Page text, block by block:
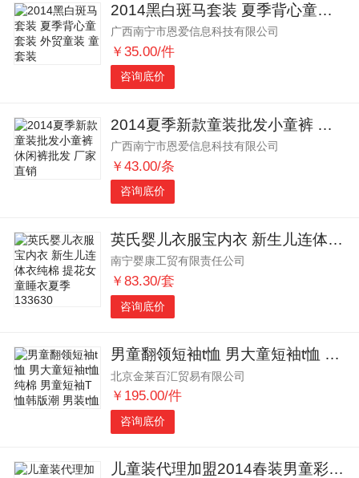
2014黑白斑马套装 夏季背心童套装 外贸童装 童套装
广西南宁市恩爱信息科技有限公司
￥35.00/件
咨询底价
2014夏季新款童装批发小童裤 休闲裤批发 厂家直销
广西南宁市恩爱信息科技有限公司
￥43.00/条
咨询底价
英氏婴儿衣服宝内衣 新生儿连体衣纯棉 提花女童睡衣夏季133630
南宁婴康工贸有限责任公司
￥83.30/套
咨询底价
男童翻领短袖t恤 男大童短袖t恤 纯棉 男童短袖T恤韩版潮 男装t恤
北京金莱百汇贸易有限公司
￥195.00/件
咨询底价
儿童装代理加盟2014春装男童彩印长袖运动装